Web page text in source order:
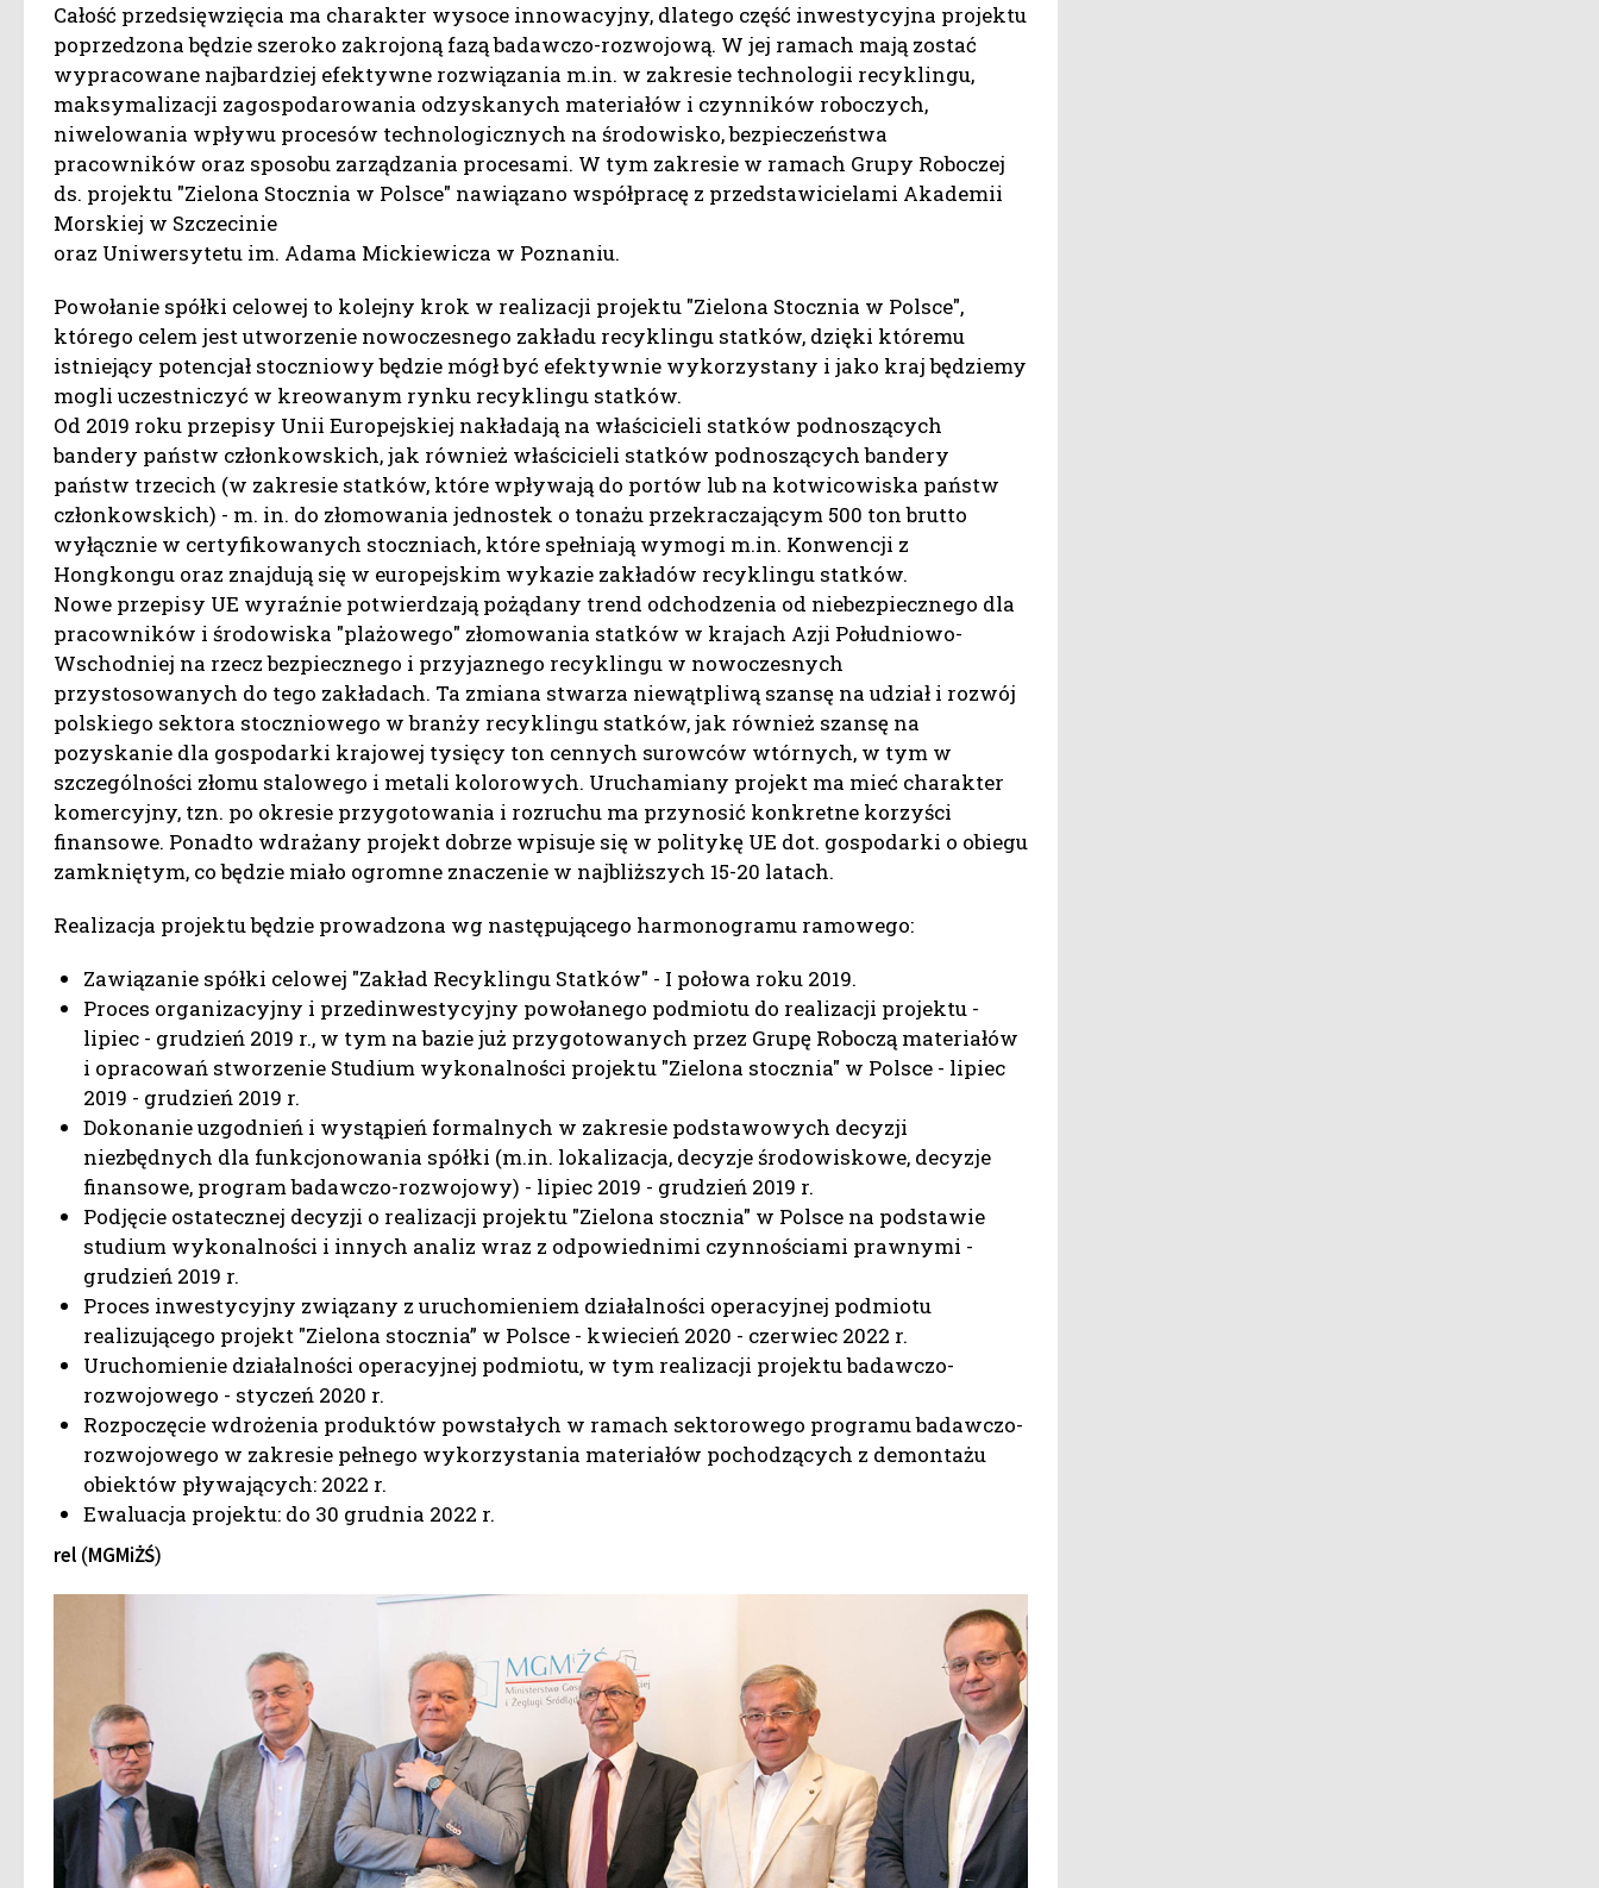
Całość przedsięwzięcia ma charakter wysoce innowacyjny, dlatego część inwestycyjna projektu
poprzedzona będzie szeroko zakrojoną fazą badawczo-rozwojową. W jej ramach mają zostać
wypracowane najbardziej efektywne rozwiązania m.in. w zakresie technologii recyklingu,
maksymalizacji zagospodarowania odzyskanych materiałów i czynników roboczych,
niwelowania wpływu procesów technologicznych na środowisko, bezpieczeństwa
pracowników oraz sposobu zarządzania procesami. W tym zakresie w ramach Grupy Roboczej
ds. projektu "Zielona Stocznia w Polsce" nawiązano współpracę z przedstawicielami Akademii
Morskiej w Szczecinie
oraz Uniwersytetu im. Adama Mickiewicza w Poznaniu.
Powołanie spółki celowej to kolejny krok w realizacji projektu "Zielona Stocznia w Polsce",
którego celem jest utworzenie nowoczesnego zakładu recyklingu statków, dzięki któremu
istniejący potencjał stoczniowy będzie mógł być efektywnie wykorzystany i jako kraj będziemy
mogli uczestniczyć w kreowanym rynku recyklingu statków.
Od 2019 roku przepisy Unii Europejskiej nakładają na właścicieli statków podnoszących
bandery państw członkowskich, jak również właścicieli statków podnoszących bandery
państw trzecich (w zakresie statków, które wpływają do portów lub na kotwicowiska państw
członkowskich) - m. in. do złomowania jednostek o tonażu przekraczającym 500 ton brutto
wyłącznie w certyfikowanych stoczniach, które spełniają wymogi m.in. Konwencji z
Hongkongu oraz znajdują się w europejskim wykazie zakładów recyklingu statków.
Nowe przepisy UE wyraźnie potwierdzają pożądany trend odchodzenia od niebezpiecznego dla
pracowników i środowiska "plażowego" złomowania statków w krajach Azji Południowo-
Wschodniej na rzecz bezpiecznego i przyjaznego recyklingu w nowoczesnych
przystosowanych do tego zakładach. Ta zmiana stwarza niewątpliwą szansę na udział i rozwój
polskiego sektora stoczniowego w branży recyklingu statków, jak również szansę na
pozyskanie dla gospodarki krajowej tysięcy ton cennych surowców wtórnych, w tym w
szczególności złomu stalowego i metali kolorowych. Uruchamiany projekt ma mieć charakter
komercyjny, tzn. po okresie przygotowania i rozruchu ma przynosić konkretne korzyści
finansowe. Ponadto wdrażany projekt dobrze wpisuje się w politykę UE dot. gospodarki o obiegu
zamkniętym, co będzie miało ogromne znaczenie w najbliższych 15-20 latach.
Realizacja projektu będzie prowadzona wg następującego harmonogramu ramowego:
Zawiązanie spółki celowej "Zakład Recyklingu Statków" - I połowa roku 2019.
Proces organizacyjny i przedinwestycyjny powołanego podmiotu do realizacji projektu -
lipiec - grudzień 2019 r., w tym na bazie już przygotowanych przez Grupę Roboczą materiałów
i opracowań stworzenie Studium wykonalności projektu "Zielona stocznia" w Polsce - lipiec
2019 - grudzień 2019 r.
Dokonanie uzgodnień i wystąpień formalnych w zakresie podstawowych decyzji
niezbędnych dla funkcjonowania spółki (m.in. lokalizacja, decyzje środowiskowe, decyzje
finansowe, program badawczo-rozwojowy) - lipiec 2019 - grudzień 2019 r.
Podjęcie ostatecznej decyzji o realizacji projektu "Zielona stocznia" w Polsce na podstawie
studium wykonalności i innych analiz wraz z odpowiednimi czynnościami prawnymi -
grudzień 2019 r.
Proces inwestycyjny związany z uruchomieniem działalności operacyjnej podmiotu
realizującego projekt "Zielona stocznia” w Polsce - kwiecień 2020 - czerwiec 2022 r.
Uruchomienie działalności operacyjnej podmiotu, w tym realizacji projektu badawczo-
rozwojowego - styczeń 2020 r.
Rozpoczęcie wdrożenia produktów powstałych w ramach sektorowego programu badawczo-
rozwojowego w zakresie pełnego wykorzystania materiałów pochodzących z demontażu
obiektów pływających: 2022 r.
Ewaluacja projektu: do 30 grudnia 2022 r.
rel (MGMiŻŚ)